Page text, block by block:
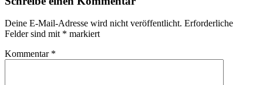
Interactions
Deine E-Mail-Adresse wird nicht veröffentlicht. Erforderliche
Felder sind mit * markiert
Kommentar *